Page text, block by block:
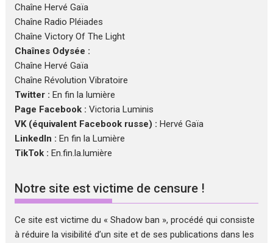
Chaîne Hervé Gaïa
Chaîne Radio Pléiades
Chaîne Victory Of The Light
Chaînes Odysée :
Chaîne Hervé Gaïa
Chaîne Révolution Vibratoire
Twitter : En fin la lumière
Page Facebook : Victoria Luminis
VK (équivalent Facebook russe) : Hervé Gaïa
LinkedIn : En fin la Lumière
TikTok : En.fin.la.lumière
Notre site est victime de censure !
Ce site est victime du « Shadow ban », procédé qui consiste
à réduire la visibilité d’un site et de ses publications dans les